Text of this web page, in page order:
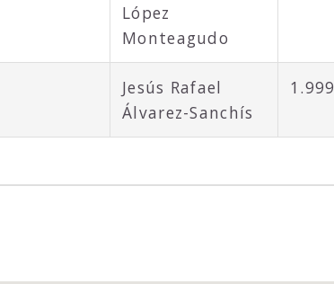
López
Monteagudo
Jesús Rafael
Álvarez-Sanchís
1.999